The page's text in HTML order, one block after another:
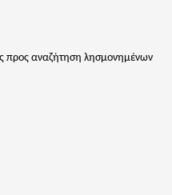
προς αναζήτηση λησμονημένων